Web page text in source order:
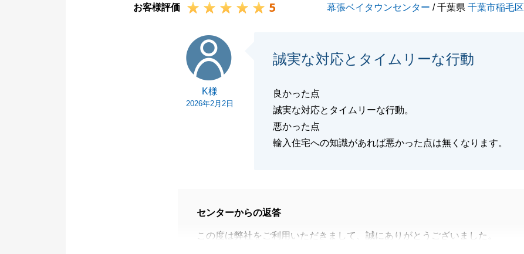
お客様評価 5 幕張ベイタウンセンター / 千葉県千葉市稲毛区
K様
2026年2月2日
誠実な対応とタイムリーな行動
良かった点
誠実な対応とタイムリーな行動。
悪かった点
輸入住宅への知識があれば悪かった点は無くなります。
センターからの返答
この度は弊社をご利用いただきまして、誠にありがとうございました。